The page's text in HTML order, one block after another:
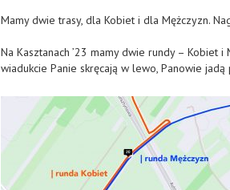
Mamy dwie trasy, dla Kobiet i dla Mężczyzn.
Na Kasztanach ’23 mamy dwie rundy – Kobiet
wiadukcie Panie skręcają w lewo, Panowie jadą